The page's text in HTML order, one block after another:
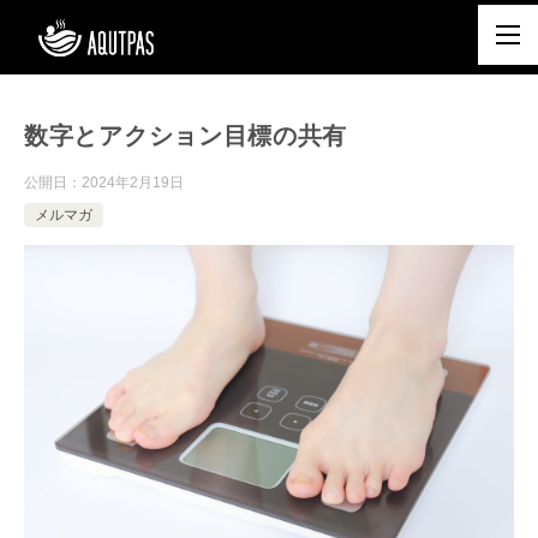
数字とアクション目標の共有
公開日： 2024年2月19日
メルマガ